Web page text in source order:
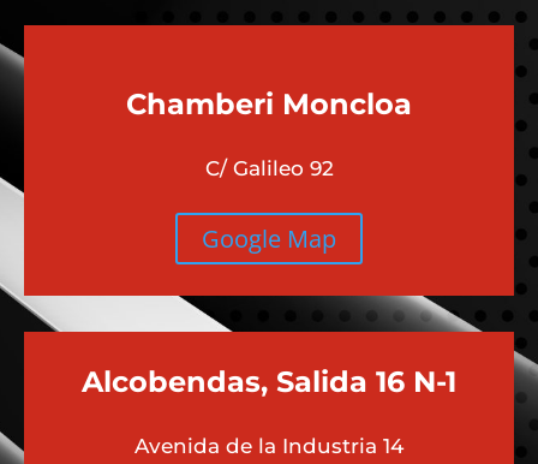
Chamberi Moncloa
C/ Galileo 92
Google Map
Alcobendas, Salida 16 N-1
Avenida de la Industria 14